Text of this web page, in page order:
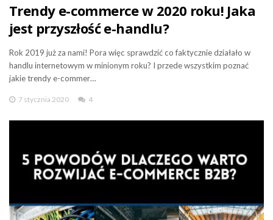
Trendy e-commerce w 2020 roku! Jaka
jest przyszłość e-handlu?
Rok 2019 już za nami! Pora więc sprawdzić co faktycznie działało w
handlu internetowym w minionym roku? I przede wszystkim poznać
jakie trendy e-commer…
7 stycznia 2020 4